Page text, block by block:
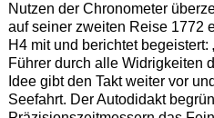
Nutzen der Chronometer
auf seiner zweiten Reise 1772
H4 mit und berichtet begeistert:
Führer durch alle Widrigkeiten
Idee gibt den Takt weiter vor
Seefahrt. Der Autodidakt